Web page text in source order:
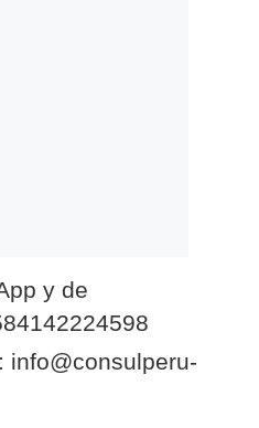
y de
info@consulperu-